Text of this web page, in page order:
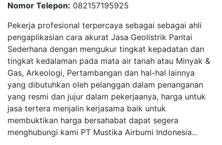
Nomor Telepon: 082157195925
Pekerja profesional terpercaya sebagai sebagai ahli
pengaplikasian cara akurat Jasa Geolistrik Pantai
Sederhana dengan mengukur tingkat kepadatan dan
tingkat kedalaman pada mata air tanah atau Minyak &
Gas, Arkeologi, Pertambangan dan hal-hal lainnya
yang dibutuhkan oleh pelanggan dalam penanganan
yang resmi dan jujur dalam pekerjaanya, harga untuk
jasa tertera menjalin kerjasama baik untuk
membuktikan harga bersahabat dapat segera
menghubungi kami PT Mustika Airbumi Indonesia...